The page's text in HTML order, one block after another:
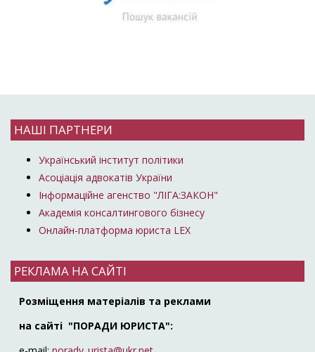
НАШІ ПАРТНЕРИ
Український інститут політики
Асоціація адвокатів України
Інформаційне агенство "ЛІГА:ЗАКОН"
Академія консалтингового бізнесу
Онлайн-платформа юриста LEX
РЕКЛАМА НА САЙТІ
Розміщення матеріалів та реклами
на сайті "ПОРАДИ ЮРИСТА":